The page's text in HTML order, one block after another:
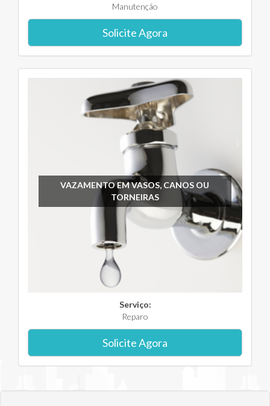
Manutenção
Solicite Agora
VAZAMENTO EM VASOS, CANOS OU
TORNEIRAS
Serviço:
Reparo
Solicite Agora